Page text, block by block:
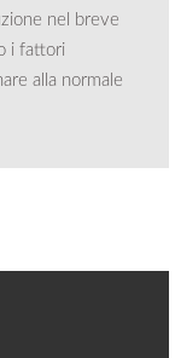
nel breve
i fattori
alla normale